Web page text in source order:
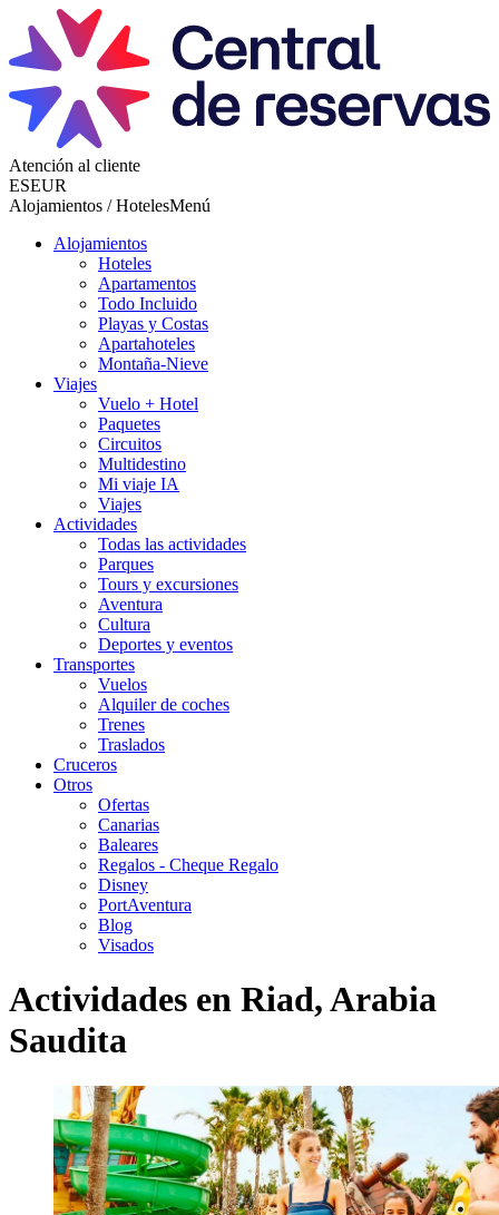
Atención al cliente
ESEUR
Alojamientos / HotelesMenú
Alojamientos
Hoteles
Apartamentos
Todo Incluido
Playas y Costas
Apartahoteles
Montaña-Nieve
Viajes
Vuelo + Hotel
Paquetes
Circuitos
Multidestino
Mi viaje IA
Viajes
Actividades
Todas las actividades
Parques
Tours y excursiones
Aventura
Cultura
Deportes y eventos
Transportes
Vuelos
Alquiler de coches
Trenes
Traslados
Cruceros
Otros
Ofertas
Canarias
Baleares
Regalos - Cheque Regalo
Disney
PortAventura
Blog
Visados
Actividades en Riad, Arabia
Saudita